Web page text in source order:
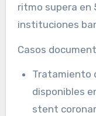
ritmo supera en
instituciones
Casos
Tratamiento
disponibles
stent